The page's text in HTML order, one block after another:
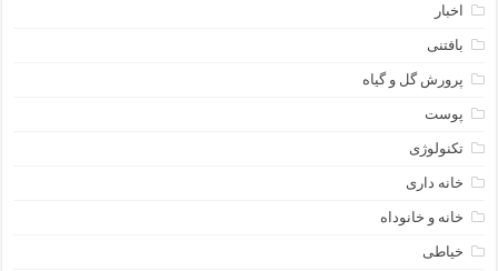
اخبار
بافتنی
پرورش گل و گیاه
پوست
تکنولوژی
خانه داری
خانه و خانوداه
خیاطی